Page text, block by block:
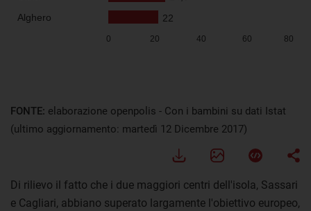
FONTE: elaborazione openpolis - Con i bambini su dati Istat
(ultimo aggiornamento: martedì 12 Dicembre 2017)
Di rilievo il fatto che i due maggiori centri dell'isola, Sassari
e Cagliari, abbiano superato largamente l'obiettivo europeo,